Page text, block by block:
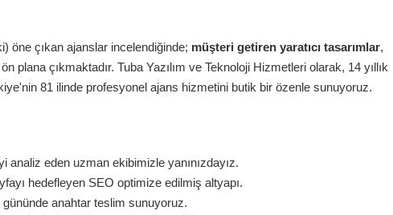
öne çıkan ajanslar incelendiğinde; müşteri getiren yaratıcı tasarımlar,
plana çıkmaktadır. Tuba Yazılım ve Teknoloji Hizmetleri olarak, 14 yıllık
81 ilinde profesyonel ajans hizmetini butik bir özenle sunuyoruz.
analiz eden uzman ekibimizle yanınızdayız.
hedefleyen SEO optimize edilmiş altyapı.
anahtar teslim sunuyoruz.